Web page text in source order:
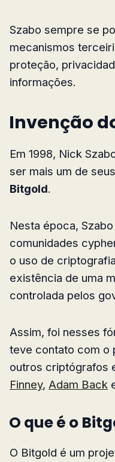
Szabo sempre se
mecanismos
proteção,
informações.
Invenção
Em 1998, Nick
ser mais um de
Bitgold.
Nesta época,
comunidades
o uso de
existência de uma
controlada pelos
Assim, foi nesses
teve contato com o
outros criptógrafos
Finney, Adam Back
O que é o
O Bitgold é um